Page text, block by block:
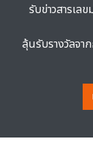
รับข่าวสารเล
ลุ้นรับรางวัลจา